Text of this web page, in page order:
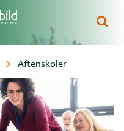
Aftenskoler